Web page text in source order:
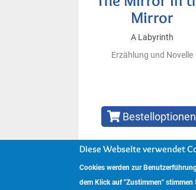
Mirror
A Labyrinth
Erzählung und Novelle
Bestelloptionen
Copyright © 2024
Diese Webseite verwendet
Cookies werden zur
dem Klick auf "Zustimmen"